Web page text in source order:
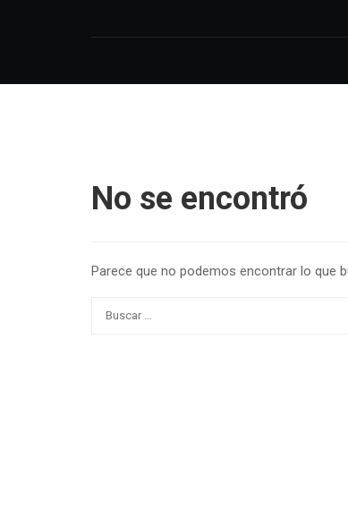
No se encontró
Parece que no podemos encontrar lo que